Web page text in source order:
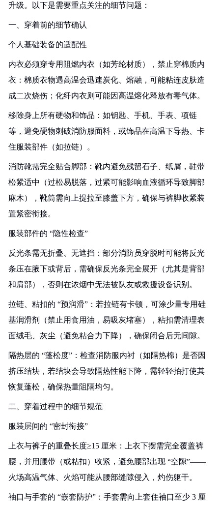
升级。以下是需要重点关注的细节问题：
一、穿着前的细节确认
个人基础装备的适配性
内衣必须穿专用阻燃内衣（如芳纶材质），禁止穿棉质内
衣：棉质衣物遇高温会迅速炭化、熔融，可能粘连皮肤造
成二次烧伤；化纤内衣则可能因高温熔化释放有毒气体。
移除身上所有硬物和饰品：如钥匙、手机、手表、项链
等，避免硬物刺破消防服面料，或饰品在高温下导热、卡
住服装部件（如拉链）。
消防靴需完全贴合脚部：靴内避免残留石子、纸屑，鞋带
松紧适中（过松易脱落，过紧可能影响血液循环导致脚部
麻木），靴筒需向上提拉至膝盖下方，确保与裤脚收紧装
置紧密衔接。
服装部件的 “隐性检查”
反光条需无折叠、无遮挡：部分消防员穿脱时可能将反光
条压在腋下或背后，需确保反光条完全展开（尤其是背部
和肩部），否则在浓烟中无法被队友或救援设备识别。
拉链、粘扣的 “预润滑”：若拉链有卡顿，可涂少量专用硅
基润滑剂（禁止用食用油，易吸灰堵塞），粘扣需清理表
面绒毛、灰尘（避免粘合力下降），确保闭合后无间隙。
隔热层的 “蓬松度”：检查消防服内衬（如隔热棉）是否因
挤压结块，若结块会导致隔热性能下降，需轻轻拍打使其
恢复蓬松，确保热量阻隔均匀。
二、穿着过程中的细节规范
服装层间的 “密封衔接”
上衣与裤子的重叠长度≥15 厘米：上衣下摆需完全覆盖裤
腰，并用腰带（或粘扣）收紧，避免腰部出现 “空隙”——
火场高温气体、火焰可能从腰部缝隙侵入，灼伤躯干。
袖口与手套的 “嵌套防护”：手套需向上套住袖口至少 3 厘